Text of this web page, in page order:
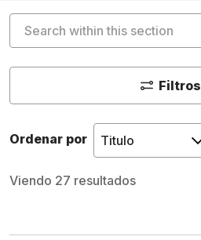
Search within this section
Filtros
Viendo 27 resultados
Ordenar por